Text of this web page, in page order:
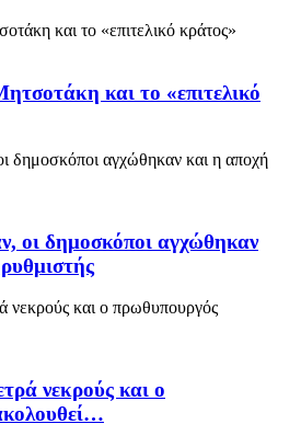
και το «επιτελικό
οι δημοσκόποι αγχώθηκαν
νεκρούς και ο